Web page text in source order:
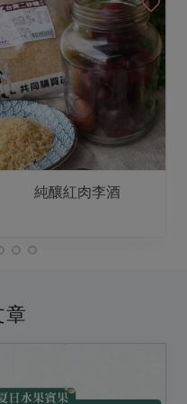
純釀紅肉李酒
章